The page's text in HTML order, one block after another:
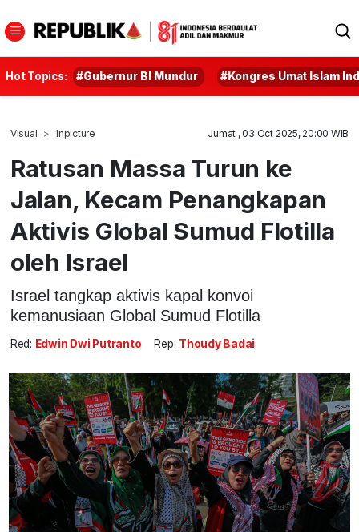
Hot Topics: #Gubernur BI Mundur #Kongres Umat Islam
Visual Inpicture Jumat , 03 Oct 2025, 20:00 WIB
Ratusan Massa Turun ke
Jalan, Kecam Penangkapan
Aktivis Global Sumud Flotilla
oleh Israel
Israel tangkap aktivis kapal konvoi
kemanusiaan Global Sumud Flotilla
Red: Edwin Dwi Putranto Rep: Thoudy Badai